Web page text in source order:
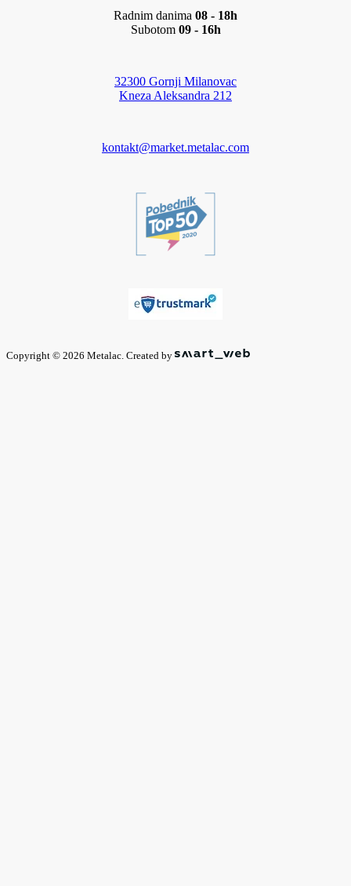
Radnim danima 08 - 18h
Subotom 09 - 16h
32300 Gornji Milanovac
Kneza Aleksandra 212
kontakt@market.metalac.com
Copyright © 2026 Metalac. Created by